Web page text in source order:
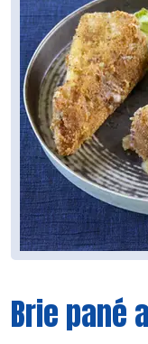
Brie pané